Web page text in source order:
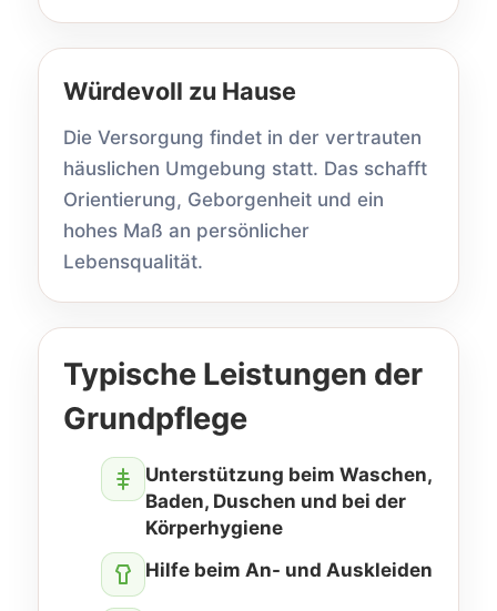
Würdevoll zu Hause
Die Versorgung findet in der vertrauten
häuslichen Umgebung statt. Das schafft
Orientierung, Geborgenheit und ein
hohes Maß an persönlicher
Lebensqualität.
Typische Leistungen der
Grundpflege
Unterstützung beim Waschen,
Baden, Duschen und bei der
Körperhygiene
Hilfe beim An- und Auskleiden